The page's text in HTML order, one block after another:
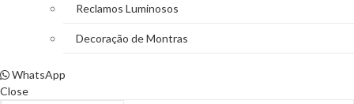
Reclamos Luminosos
Decoração de Montras
WhatsApp
Close